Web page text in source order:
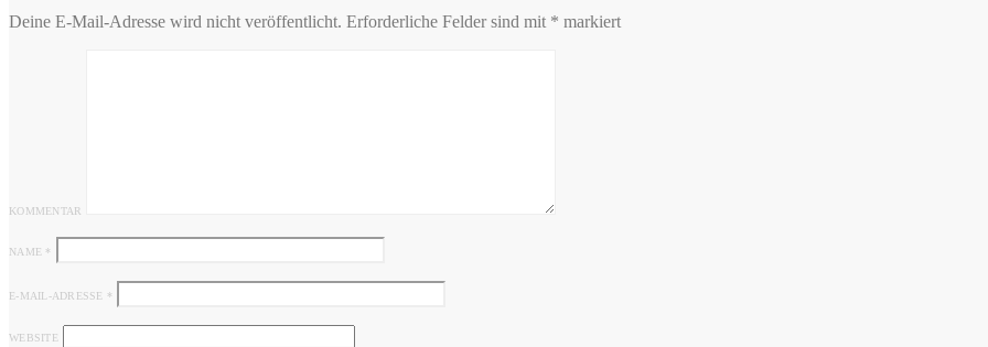
Deine E-Mail-Adresse wird nicht veröffentlicht. Erforderliche Felder sind mit * markiert
KOMMENTAR
NAME *
E-MAIL-ADRESSE *
WEBSITE